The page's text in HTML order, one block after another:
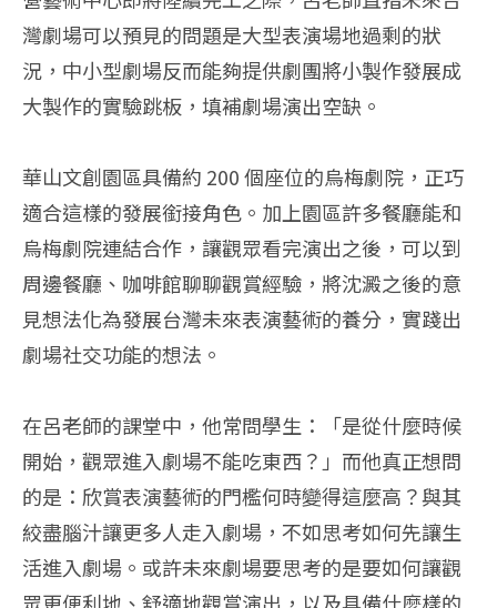
灣劇場可以預見的問題是大型表演場地過剩的狀
況，中小型劇場反而能夠提供劇團將小製作發展成
大製作的實驗跳板，填補劇場演出空缺。
華山文創園區具備約 200 個座位的烏梅劇院，正巧
適合這樣的發展銜接角色。加上園區許多餐廳能和
烏梅劇院連結合作，讓觀眾看完演出之後，可以到
周邊餐廳、咖啡館聊聊觀賞經驗，將沈澱之後的意
見想法化為發展台灣未來表演藝術的養分，實踐出
劇場社交功能的想法。
在呂老師的課堂中，他常問學生：「是從什麼時候
開始，觀眾進入劇場不能吃東西？」而他真正想問
的是：欣賞表演藝術的門檻何時變得這麼高？與其
絞盡腦汁讓更多人走入劇場，不如思考如何先讓生
活進入劇場。或許未來劇場要思考的是要如何讓觀